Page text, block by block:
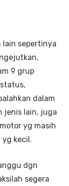
lain sepertinya
9 grup
dalam
jenis lain, juga
yg masih
yg kecil.
dgn
segera